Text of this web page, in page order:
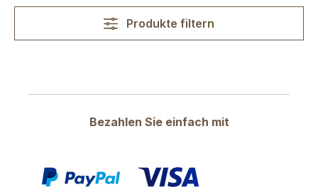
Produkte filtern
Bezahlen Sie einfach mit